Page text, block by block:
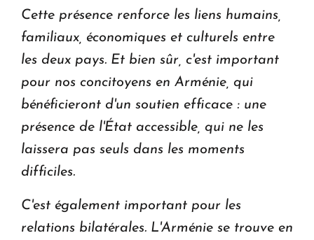
Cette présence renforce les liens humains,
familiaux, économiques et culturels entre
les deux pays. Et bien sûr, c'est important
pour nos concitoyens en Arménie, qui
bénéficieront d'un soutien efficace : une
présence de l'État accessible, qui ne les
laissera pas seuls dans les moments
difficiles.
C'est également important pour les
relations bilatérales. L'Arménie se trouve en